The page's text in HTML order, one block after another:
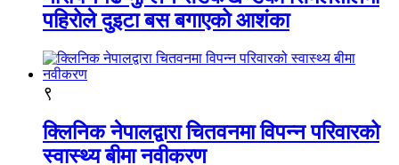
पहिरोले दुइटा बस बगाएको आशंका
९
क्लिनिक नेपालद्वारा चितवनमा विपन्न परिवारको
स्वास्थ्य बीमा नवीकरण